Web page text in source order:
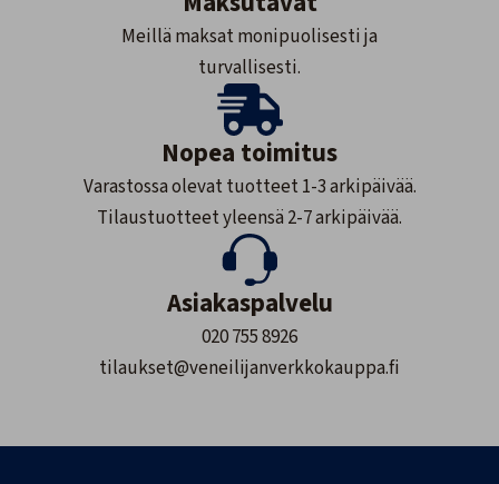
Meillä maksat monipuolisesti ja
turvallisesti.
Nopea toimitus
Varastossa olevat tuotteet 1-3 arkipäivää.
Tilaustuotteet yleensä 2-7 arkipäivää.
Asiakaspalvelu
020 755 8926
tilaukset@veneilijanverkkokauppa.fi